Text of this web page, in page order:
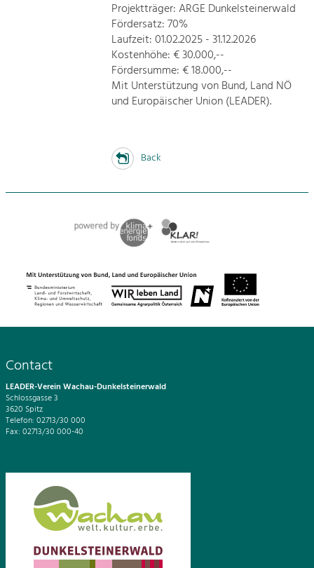
Projektträger: ARGE Dunkelsteinerwald
Fördersatz: 70%
Laufzeit: 01.02.2025 - 31.12.2026
Kostenhöhe: € 30.000,--
Fördersumme: € 18.000,--
Mit Unterstützung von Bund, Land NÖ
und Europäischer Union (LEADER).
Back
Contact
LEADER-Verein Wachau-Dunkelsteinerwald
Schlossgasse 3
3620 Spitz
Telefon: 02713/30 000
Fax: 02713/30 000-40